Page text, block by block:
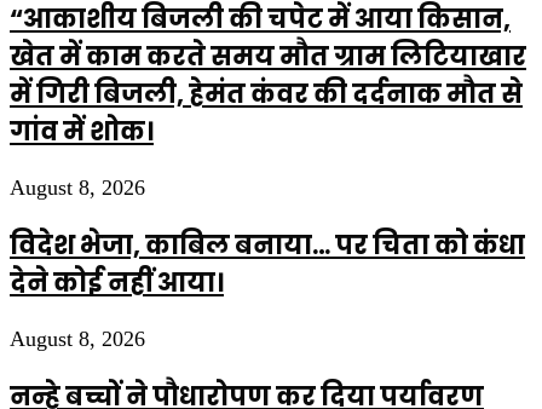
“आकाशीय बिजली की चपेट में आया किसान,
खेत में काम करते समय मौत ग्राम लिटियाखार
में गिरी बिजली, हेमंत कंवर की दर्दनाक मौत से
गांव में शोक।
August 8, 2026
विदेश भेजा, काबिल बनाया… पर चिता को कंधा
देने कोई नहीं आया।
August 8, 2026
नन्हे बच्चों ने पौधारोपण कर दिया पर्यावरण